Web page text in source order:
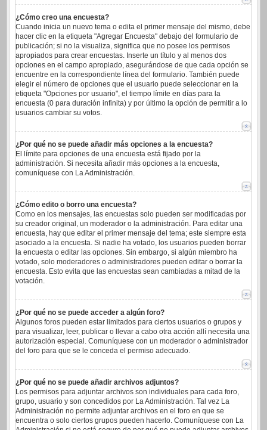
¿Cómo creo una encuesta?
Cuando inicia un nuevo tema o edita el primer mensaje del mismo, debe
hacer clic en la etiqueta "Agregar Encuesta" debajo del formulario de
publicación; si no la visualiza, significa que no posee los permisos
apropiados para crear encuestas. Inserte un título y al menos dos
opciones en el campo apropiado, asegurándose de que cada opción se
encuentre en la correspondiente línea del formulario. También puede
elegir el número de opciones que el usuario puede seleccionar en la
etiqueta "Opciones por usuario", el tiempo límite en días para la
encuesta (0 para duración infinita) y por último la opción de permitir a lo
usuarios cambiar su votos.
¿Por qué no se puede añadir más opciones a la encuesta?
El límite para opciones de una encuesta está fijado por la
administración. Si necesita añadir más opciones a la encuesta,
comuníquese con La Administración.
¿Cómo edito o borro una encuesta?
Como en los mensajes, las encuestas solo pueden ser modificadas por
su creador original, un moderador o la administración. Para editar una
encuesta, hay que editar el primer mensaje del tema; este siempre esta
asociado a la encuesta. Si nadie ha votado, los usuarios pueden borrar
la encuesta o editar las opciones. Sin embargo, si algún miembro ha
votado, solo moderadores o administradores pueden editar o borrar la
encuesta. Esto evita que las encuestas sean cambiadas a mitad de la
votación.
¿Por qué no se puede acceder a algún foro?
Algunos foros pueden estar limitados para ciertos usuarios o grupos y
para visualizar, leer, publicar o llevar a cabo otra acción allí necesita una
autorización especial. Comuníquese con un moderador o administrador
del foro para que se le conceda el permiso adecuado.
¿Por qué no se puede añadir archivos adjuntos?
Los permisos para adjuntar archivos son individuales para cada foro,
grupo, usuario y son concedidos por La Administración. Tal vez La
Administración no permite adjuntar archivos en el foro en que se
encuentra o solo ciertos grupos pueden hacerlo. Comuníquese con La